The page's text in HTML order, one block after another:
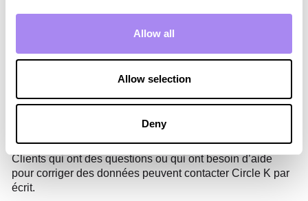
Allow all
Allow selection
Deny
disponibles dans l’App EV, qui contient les données à
caractère personnel nécessaires que nous stockons sur
d’accès doivent être faites par écrit (voir
https://id.circlekeurope.com)
Rectification des données
modifiées ou incorrectes, le Client peut les corriger lui-
même dans l’App EV ou demander une rectification. Les
Clients qui ont des questions ou qui ont besoin d’aide
pour corriger des données peuvent contacter Circle K par
écrit.